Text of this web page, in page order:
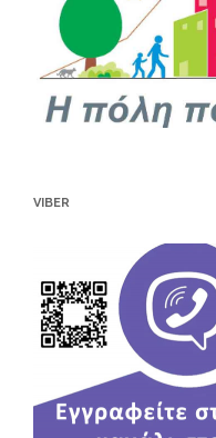
VIBER